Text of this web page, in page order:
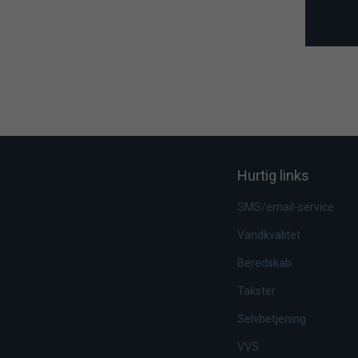
Hurtig links
SMS/email-service
Vandkvalitet
Beredskab
Takster
Selvbetjening
VVS